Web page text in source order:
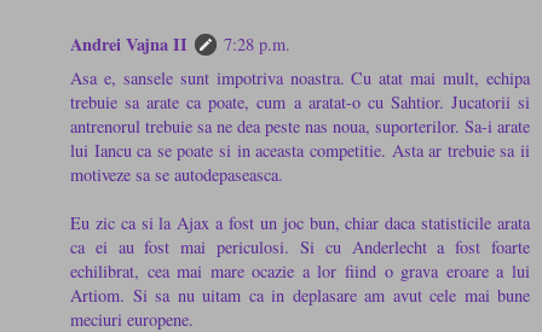
Andrei Vajna II
7:28 p.m.
Asa e, sansele sunt impotriva noastra. Cu atat mai mult, echipa
trebuie sa arate ca poate, cum a aratat-o cu Sahtior. Jucatorii si
antrenorul trebuie sa ne dea peste nas noua, suporterilor. Sa-i arate
lui Iancu ca se poate si in aceasta competitie. Asta ar trebuie sa ii
motiveze sa se autodepaseasca.
Eu zic ca si la Ajax a fost un joc bun, chiar daca statisticile arata
ca ei au fost mai periculosi. Si cu Anderlecht a fost foarte
echilibrat, cea mai mare ocazie a lor fiind o grava eroare a lui
Artiom. Si sa nu uitam ca in deplasare am avut cele mai bune
meciuri europene.